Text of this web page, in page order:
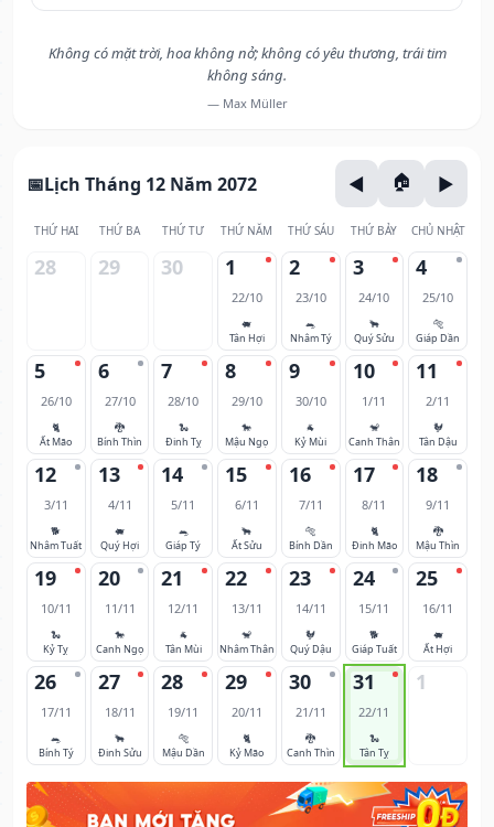
Không có mặt trời, hoa không nở; không có yêu thương, trái tim
không sáng.
— Max Müller
Lịch Tháng 12 Năm 2072
THỨ HAI THỨ BA THỨ TƯ THỨ NĂM THỨ SÁU THỨ BẢY CHỦ NHẬT
28 29 30 1
22/10
🐖
Tân Hợi
2
23/10
🐀
Nhâm Tý
3
24/10
🐂
Quý Sửu
4
25/10
🐅
Giáp Dần
5
26/10
🐈
Ất Mão
6
27/10
🐉
Bính Thìn
7
28/10
🐍
Đinh Tỵ
8
29/10
🐎
Mậu Ngọ
9
30/10
🐐
Kỷ Mùi
10
1/11
🐒
Canh Thân
11
2/11
🐓
Tân Dậu
12
3/11
🐕
Nhâm Tuất
13
4/11
🐖
Quý Hợi
14
5/11
🐀
Giáp Tý
15
6/11
🐂
Ất Sửu
16
7/11
🐅
Bính Dần
17
8/11
🐈
Đinh Mão
18
9/11
🐉
Mậu Thìn
19
10/11
🐍
Kỷ Tỵ
20
11/11
🐎
Canh Ngọ
21
12/11
🐐
Tân Mùi
22
13/11
🐒
Nhâm Thân
23
14/11
🐓
Quý Dậu
24
15/11
🐕
Giáp Tuất
25
16/11
🐖
Ất Hợi
26
17/11
🐀
Bính Tý
27
18/11
🐂
Đinh Sửu
28
19/11
🐅
Mậu Dần
29
20/11
🐈
Kỷ Mão
30
21/11
🐉
Canh Thìn
31
22/11
🐍
Tân Tỵ
1